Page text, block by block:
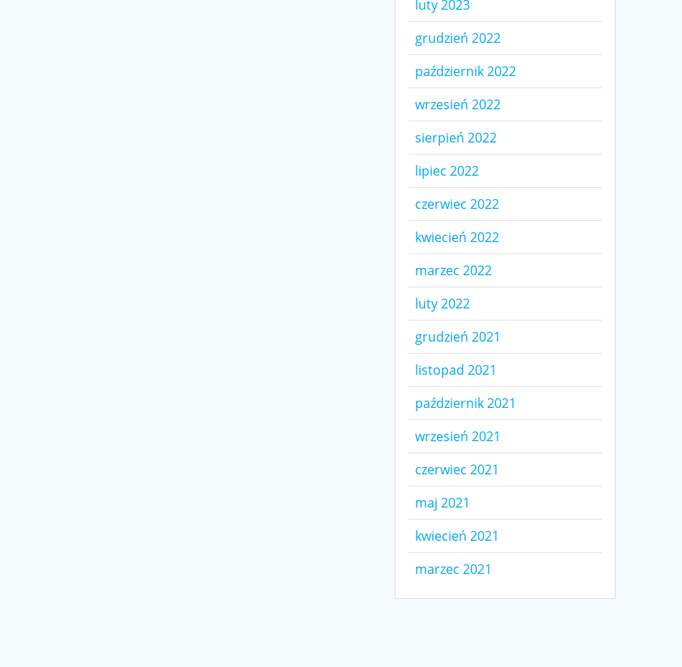
luty 2023
grudzień 2022
październik 2022
wrzesień 2022
sierpień 2022
lipiec 2022
czerwiec 2022
kwiecień 2022
marzec 2022
luty 2022
grudzień 2021
listopad 2021
październik 2021
wrzesień 2021
czerwiec 2021
maj 2021
kwiecień 2021
marzec 2021